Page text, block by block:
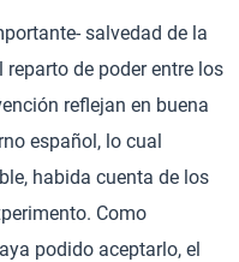
salvedad de la
de poder entre los
reflejan en buena
español, lo cual
habida cuenta de los
Como
podido aceptarlo, el